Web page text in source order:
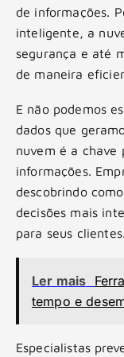
de informações.
inteligente, a
segurança e até
de maneira
E não podemos
dados que
nuvem é a chave
informações.
descobrindo
decisões mais
para seus clientes.
Ler mais
tempo e
Especialistas